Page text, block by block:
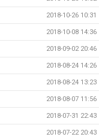
2018-10-26 10:31
2018-10-08 14:36
2018-09-02 20:46
2018-08-24 14:26
2018-08-24 13:23
2018-08-07 11:56
2018-07-31 22:43
2018-07-22 20:43